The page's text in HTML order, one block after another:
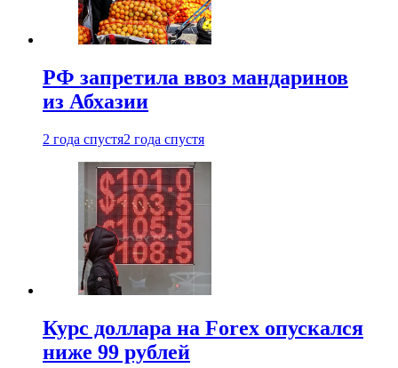
РФ запретила ввоз мандаринов
из Абхазии
2 года спустя2 года спустя
Курс доллара на Forex опускался
ниже 99 рублей